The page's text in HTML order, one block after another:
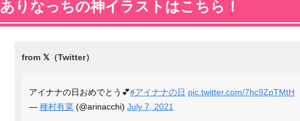
ありなっちの神イラストはこちら！
アイナナの日おめでとう💕#アイナナの日 pic.twitter.com/7hc9ZpTMtH
— 種村有菜 (@arinacchi) July 7, 2021